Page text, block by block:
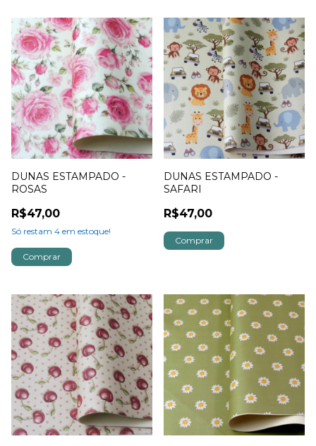
DUNAS ESTAMPADO -
ROSAS
R$47,00
Só restam 4 em estoque!
DUNAS ESTAMPADO -
SAFARI
R$47,00